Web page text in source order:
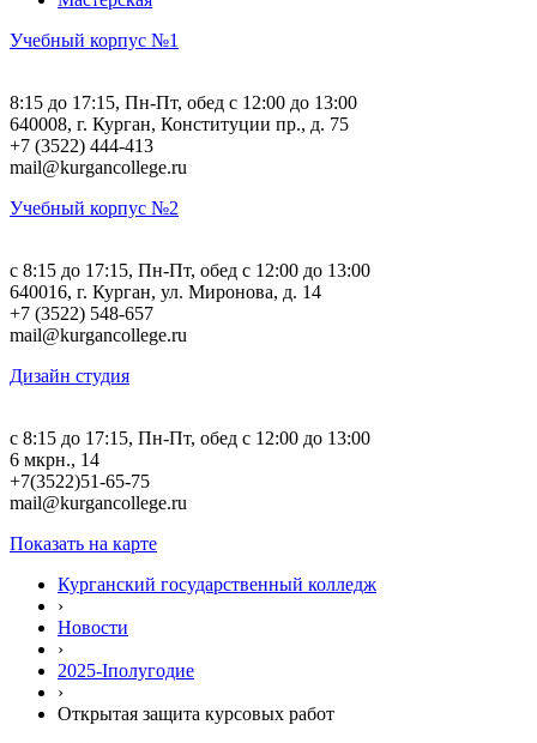
Учебный корпус №1
8:15 до 17:15, Пн-Пт, обед с 12:00 до 13:00
640008, г. Курган, Конституции пр., д. 75
+7 (3522) 444-413
mail@kurgancollege.ru
Учебный корпус №2
c 8:15 до 17:15, Пн-Пт, обед с 12:00 до 13:00
640016, г. Курган, ул. Миронова, д. 14
+7 (3522) 548-657
mail@kurgancollege.ru
Дизайн студия
c 8:15 до 17:15, Пн-Пт, обед с 12:00 до 13:00
6 мкрн., 14
+7(3522)51-65-75
mail@kurgancollege.ru
Показать на карте
Курганский государственный колледж
›
Новости
›
2025-Iполугодие
›
Открытая защита курсовых работ